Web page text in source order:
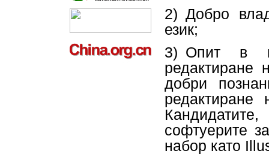
2) Добро
език;
3) Опит в
редактиране
добри
софтуерите
набор като